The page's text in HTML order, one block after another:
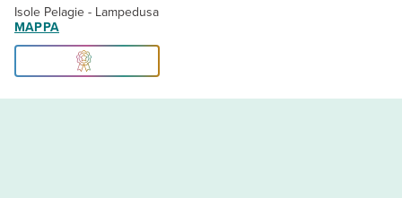
Isole Pelagie - Lampedusa
MAPPA